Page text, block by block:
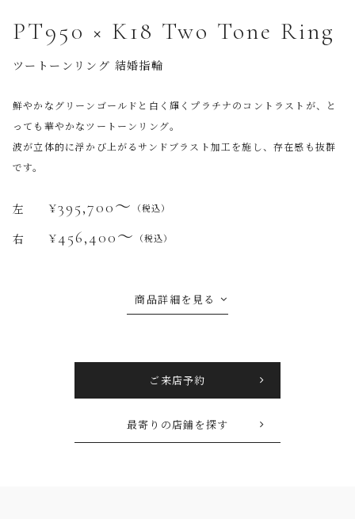
PT950 × K18 Two Tone Ring
ツートーンリング 結婚指輪
鮮やかなグリーンゴールドと白く輝くプラチナのコントラストが、と
っても華やかなツートーンリング。
波が立体的に浮かび上がるサンドブラスト加工を施し、存在感も抜群
です。
左 ¥395,700〜 （税込）
右 ¥456,400〜 （税込）
商品詳細を見る
ご来店予約
最寄りの店鋪を探す